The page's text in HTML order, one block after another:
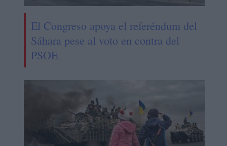
El Congreso apoya el referéndum del
Sáhara pese al voto en contra del
PSOE